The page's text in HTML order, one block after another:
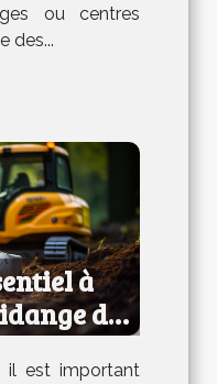
ou centres
des...
à
de
?
il est important